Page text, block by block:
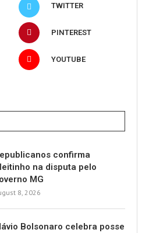
TWITTER
PINTEREST
YOUTUBE
confirma
na disputa pelo
MG
8, 2026
Bolsonaro celebra posse